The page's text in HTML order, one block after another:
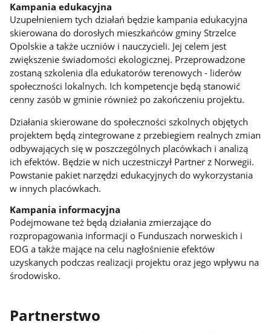
Kampania edukacyjna
Uzupełnieniem tych działań będzie kampania edukacyjna
skierowana do dorosłych mieszkańców gminy Strzelce
Opolskie a także uczniów i nauczycieli. Jej celem jest
zwiększenie świadomości ekologicznej. Przeprowadzone
zostaną szkolenia dla edukatorów terenowych - liderów
społeczności lokalnych. Ich kompetencje będą stanowić
cenny zasób w gminie również po zakończeniu projektu.
Działania skierowane do społeczności szkolnych objętych
projektem będą zintegrowane z przebiegiem realnych zmian
odbywających się w poszczególnych placówkach i analizą
ich efektów. Będzie w nich uczestniczył Partner z Norwegii.
Powstanie pakiet narzędzi edukacyjnych do wykorzystania
w innych placówkach.
Kampania informacyjna
Podejmowane też będą działania zmierzające do
rozpropagowania informacji o Funduszach norweskich i
EOG a także mające na celu nagłośnienie efektów
uzyskanych podczas realizacji projektu oraz jego wpływu na
środowisko.
Partnerstwo